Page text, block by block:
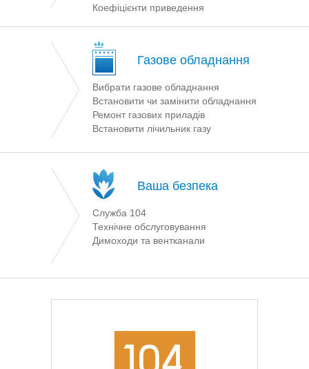
Коефіцієнти приведення
Газове обладнання
Вибрати газове обладнання
Встановити чи замінити обладнання
Ремонт газових приладів
Встановити лічильник газу
Ваша безпека
Служба 104
Технічне обслуговування
Димоходи та вентканали